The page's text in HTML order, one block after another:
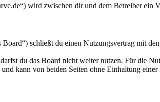
wird zwischen dir und dem Betreiber ein
schließt du einen Nutzungsvertrag mit
du das Board nicht weiter nutzen. Für die
kann von beiden Seiten ohne Einhaltung